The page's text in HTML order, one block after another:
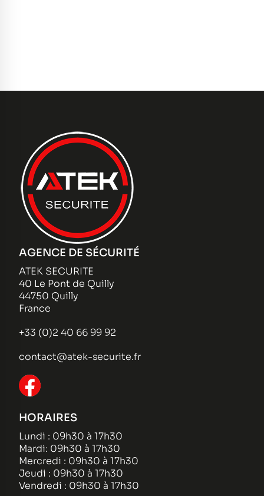
AGENCE DE SÉCURITÉ
ATEK SECURITE
40 Le Pont de Quilly
44750 Quilly
France
+33 (0)2 40 66 99 92
contact@atek-securite.fr
HORAIRES
Lundi : 09h30 à 17h30
Mardi: 09h30 à 17h30
Mercredi : 09h30 à 17h30
Jeudi : 09h30 à 17h30
Vendredi : 09h30 à 17h30